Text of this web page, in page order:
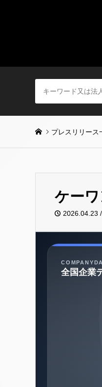
プレスリリース
ケー
2026.04.23